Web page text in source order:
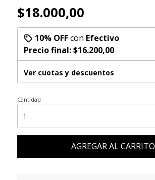
$18.000,00
10% OFFcon Efectivo
Precio final:$16.200,00
Ver cuotas y descuentos
Cantidad
AGREGAR AL CARRITO